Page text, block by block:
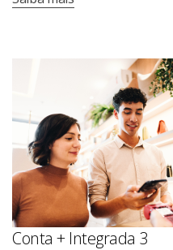
Conta + Integrada 3